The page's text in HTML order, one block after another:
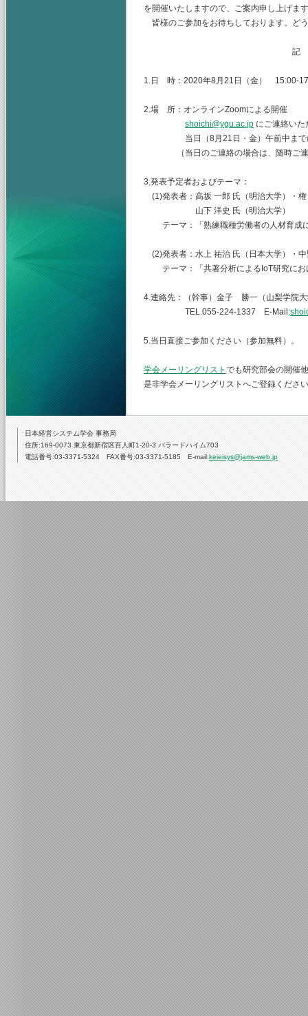
を開催いたしますので、ご案内申し上げま
皆様のご参加をお待ちしております。ど
記
1.日 時：2020年8月21日（金） 15:00-
2.場 所：オンラインZoomによる開催
shoichi@ygu.ac.jp にご連絡い
当日（8月21日・金）午前中までに
（当日のご連絡の場合は、随時ご連
3.発表予定者およびテーマ：
(1)発表者：高坂 一郎 氏（明治大学）・
山下 洋史 氏（明治大学）
テーマ：「熟練職種労働者の人材育成
(2)発表者：水上 祐治 氏（日本大学）・
テーマ：「共著分析によるIoT研究にお
4.連絡先：（幹事）金子 勝一（山梨学院
TEL.055-224-1337 E-Mail:
5.当日直接ご参加ください（参加無料）。
学会メーリングリスト でも研究部会の開催
是非学会メーリングリストへご登録くださ
日本経営システム学会 事務局
住所:169-0073 東京都新宿区百人町1-20-3 バラードハイム703
電話番号:03-3371-5324 FAX番号:03-3371-5185 E-mail:keieisys@jams-web.jp